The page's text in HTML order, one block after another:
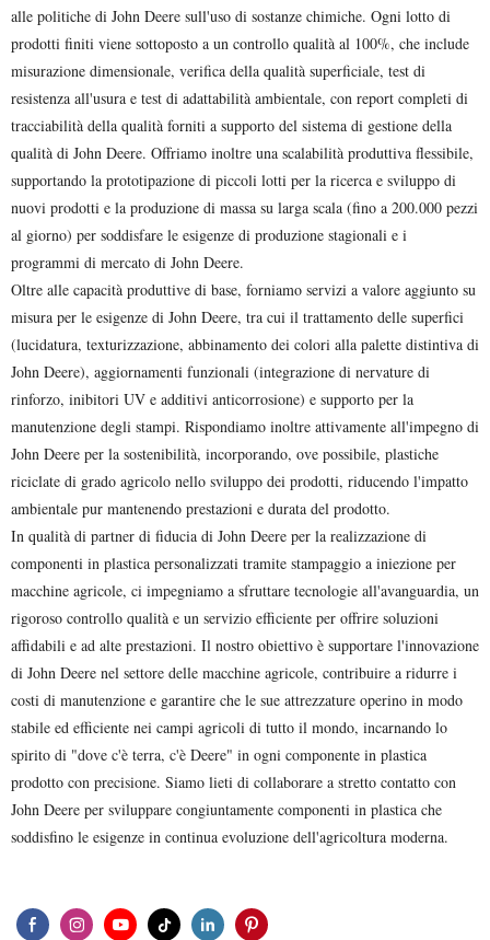
alle politiche di John Deere sull'uso di sostanze chimiche. Ogni lotto di
prodotti finiti viene sottoposto a un controllo qualità al 100%, che include
misurazione dimensionale, verifica della qualità superficiale, test di
resistenza all'usura e test di adattabilità ambientale, con report completi di
tracciabilità della qualità forniti a supporto del sistema di gestione della
qualità di John Deere. Offriamo inoltre una scalabilità produttiva flessibile,
supportando la prototipazione di piccoli lotti per la ricerca e sviluppo di
nuovi prodotti e la produzione di massa su larga scala (fino a 200.000 pezzi
al giorno) per soddisfare le esigenze di produzione stagionali e i
programmi di mercato di John Deere.
Oltre alle capacità produttive di base, forniamo servizi a valore aggiunto su
misura per le esigenze di John Deere, tra cui il trattamento delle superfici
(lucidatura, texturizzazione, abbinamento dei colori alla palette distintiva di
John Deere), aggiornamenti funzionali (integrazione di nervature di
rinforzo, inibitori UV e additivi anticorrosione) e supporto per la
manutenzione degli stampi. Rispondiamo inoltre attivamente all'impegno di
John Deere per la sostenibilità, incorporando, ove possibile, plastiche
riciclate di grado agricolo nello sviluppo dei prodotti, riducendo l'impatto
ambientale pur mantenendo prestazioni e durata del prodotto.
In qualità di partner di fiducia di John Deere per la realizzazione di
componenti in plastica personalizzati tramite stampaggio a iniezione per
macchine agricole, ci impegniamo a sfruttare tecnologie all'avanguardia, un
rigoroso controllo qualità e un servizio efficiente per offrire soluzioni
affidabili e ad alte prestazioni. Il nostro obiettivo è supportare l'innovazione
di John Deere nel settore delle macchine agricole, contribuire a ridurre i
costi di manutenzione e garantire che le sue attrezzature operino in modo
stabile ed efficiente nei campi agricoli di tutto il mondo, incarnando lo
spirito di "dove c'è terra, c'è Deere" in ogni componente in plastica
prodotto con precisione. Siamo lieti di collaborare a stretto contatto con
John Deere per sviluppare congiuntamente componenti in plastica che
soddisfino le esigenze in continua evoluzione dell'agricoltura moderna.